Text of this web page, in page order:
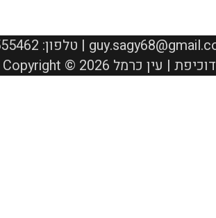
Copyright © 2026 דוכיפת | עין כרמל